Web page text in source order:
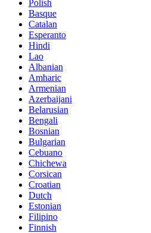
Polish
Basque
Catalan
Esperanto
Hindi
Lao
Albanian
Amharic
Armenian
Azerbaijani
Belarusian
Bengali
Bosnian
Bulgarian
Cebuano
Chichewa
Corsican
Croatian
Dutch
Estonian
Filipino
Finnish